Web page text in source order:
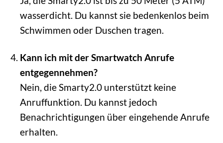
wasserdicht. Du kannst sie bedenkenlos beim
Schwimmen oder Duschen tragen.
Kann ich mit der Smartwatch Anrufe
entgegennehmen?
Nein, die Smarty2.0 unterstützt keine
Anruffunktion. Du kannst jedoch
Benachrichtigungen über eingehende Anrufe
erhalten.